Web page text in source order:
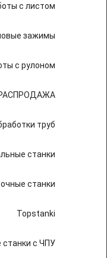
с листом
зажимы
с рулоном
труб
станки
станки
Topstanki
с ЧПУ